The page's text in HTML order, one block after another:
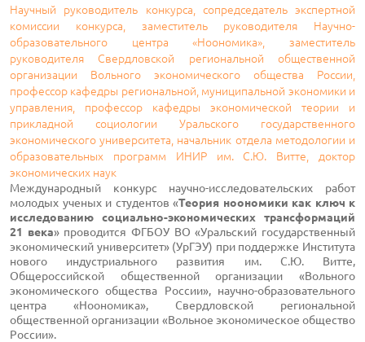
Научный руководитель конкурса, сопредседатель экспертной
комиссии конкурса, заместитель руководителя Научно-
образовательного центра «Ноономика», заместитель
руководителя Свердловской региональной общественной
организации Вольного экономического общества России,
профессор кафедры региональной, муниципальной экономики и
управления, профессор кафедры экономической теории и
прикладной социологии Уральского государственного
экономического университета, начальник отдела методологии и
образовательных программ ИНИР им. С.Ю. Витте, доктор
экономических наук
Международный конкурс научно-исследовательских работ
молодых ученых и студентов «Теория ноономики как ключ к
исследованию социально-экономических трансформаций
21 века» проводится ФГБОУ ВО «Уральский государственный
экономический университет» (УрГЭУ) при поддержке Института
нового индустриального развития им. С.Ю. Витте,
Общероссийской общественной организации «Вольного
экономического общества России», научно-образовательного
центра «Ноономика», Свердловской региональной
общественной организации «Вольное экономическое общество
России».